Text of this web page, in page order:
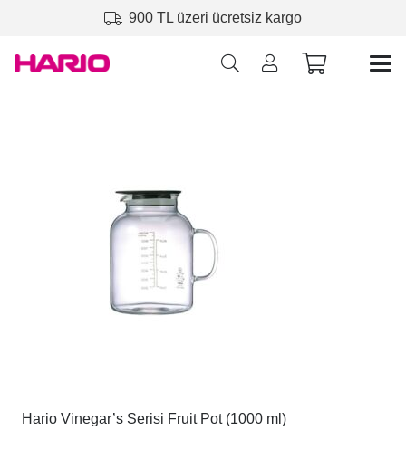
900 TL üzeri ücretsiz kargo
Hario Vinegar’s Serisi Fruit Pot (1000 ml)